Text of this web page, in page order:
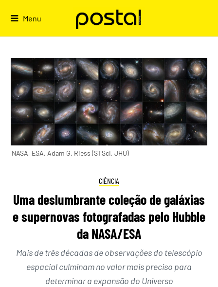
Menu
NASA, ESA, Adam G. Riess (STScI, JHU)
CIÊNCIA
Uma deslumbrante coleção de galáxias
e supernovas fotografadas pelo Hubble
da NASA/ESA
Mais de três décadas de observações do telescópio
espacial culminam no valor mais preciso para
determinar a expansão do Universo